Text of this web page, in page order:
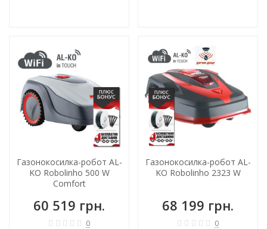
Газонокосилка-робот AL-
KO Robolinho 500 W
Comfort
60 519 грн.
0
Газонокосилка-робот AL-
KO Robolinho 2323 W
68 199 грн.
0